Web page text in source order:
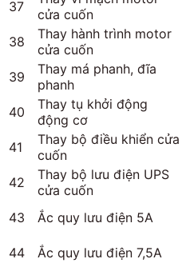
37
cửa cuốn
38
Thay hành trình motor
cửa cuốn
39
Thay má phanh, đĩa
phanh
40
Thay tụ khởi động
động cơ
41
Thay bộ điều khiển cửa
cuốn
42
Thay bộ lưu điện UPS
cửa cuốn
43 Ắc quy lưu điện 5A
44 Ắc quy lưu điện 7,5A